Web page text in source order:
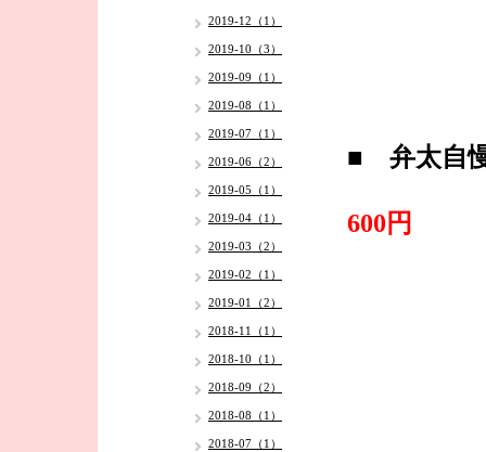
■ 弁太自
600円
2019-12（1）
2019-10（3）
2019-09（1）
2019-08（1）
2019-07（1）
2019-06（2）
2019-05（1）
2019-04（1）
2019-03（2）
2019-02（1）
2019-01（2）
2018-11（1）
2018-10（1）
2018-09（2）
2018-08（1）
2018-07（1）